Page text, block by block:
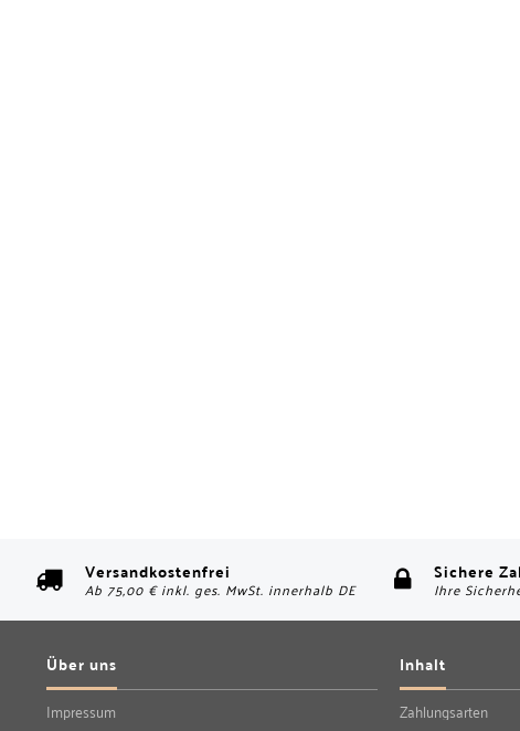
Versandkostenfrei
Ab 75,00 € inkl. ges. MwSt. innerhalb DE
Sichere
Ihre
Über uns
Impressum
Inhalt
Zahlungsarten